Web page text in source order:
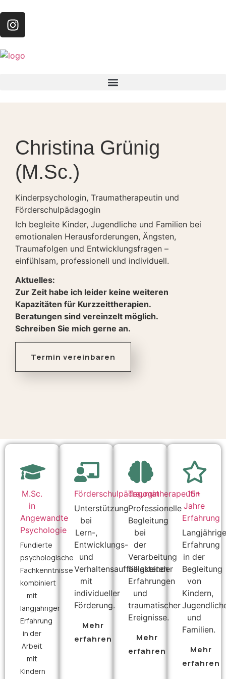
Christina Grünig
(M.Sc.)
Kinderpsychologin, Traumatherapeutin und
Förderschulpädagogin
Ich begleite Kinder, Jugendliche und Familien bei
emotionalen Herausforderungen, Ängsten,
Traumafolgen und Entwicklungsfragen –
einfühlsam, professionell und individuell.
Aktuelles:
Zur Zeit habe ich leider keine weiteren
Kapazitäten für Kurzzeittherapien.
Beratungen sind vereinzelt möglich.
Schreiben Sie mich gerne an.
Termin vereinbaren
M.Sc.
in
Angewandte
Psychologie
Fundierte
psychologische
Fachkenntnisse
kombiniert
mit
langjähriger
Erfahrung
in der
Arbeit
mit
Kindern
Förderschulpädagogin
Unterstützung
bei
Lern-,
Entwicklungs-
und
Verhaltensauffälligkeiten
mit
individueller
Förderung.
Mehr
erfahren
Traumatherapeutin
Professionelle
Begleitung
bei
der
Verarbeitung
belastender
Erfahrungen
und
traumatischer
Ereignisse.
Mehr
erfahren
15+
Jahre
Erfahrung
Langjährige
Erfahrung
in der
Begleitung
von
Kindern,
und
Familien.
Mehr
erfahren